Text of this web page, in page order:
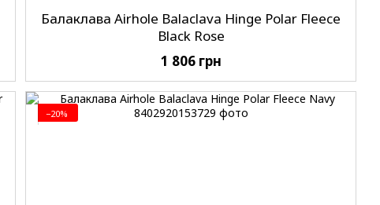
Балаклава Airhole Balaclava Hinge Polar Fleece
Black Rose
1 806 грн
−20%